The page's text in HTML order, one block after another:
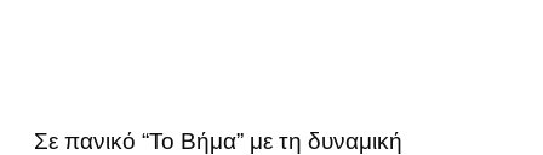
Σε πανικό “Το Βήμα” με τη δυναμική